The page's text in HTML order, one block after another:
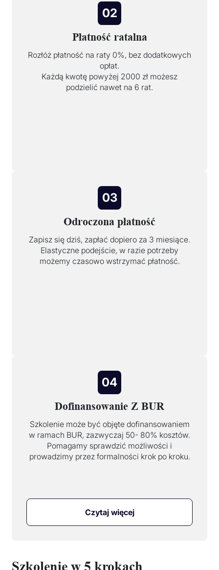
02
Płatność ratalna
Rozłóż płatność na raty 0%, bez dodatkowych
opłat.
Każdą kwotę powyżej 2000 zł możesz
podzielić nawet na 6 rat.
03
Odroczona płatność
Zapisz się dziś, zapłać dopiero za 3 miesiące.
Elastyczne podejście, w razie potrzeby
możemy czasowo wstrzymać płatność.
04
Dofinansowanie Z BUR
Szkolenie może być objęte dofinansowaniem
w ramach BUR, zazwyczaj 50- 80% kosztów.
Pomagamy sprawdzić możliwości i
prowadzimy przez formalności krok po kroku.
Czytaj więcej
Szkolenie w 5 krokach